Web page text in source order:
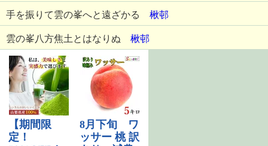
手を振りて雲の峯へと遠ざかる 楸邨
雲の峯八方焦土とはなりぬ 楸邨